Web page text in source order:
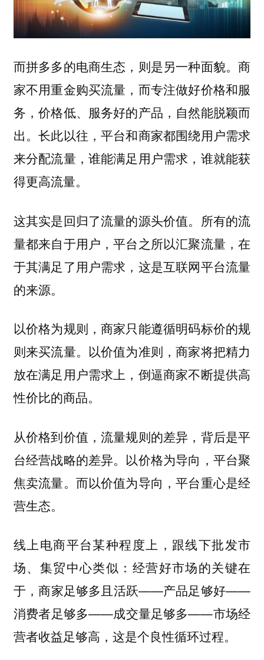
而拼多多的电商生态，则是另一种面貌。商
家不用重金购买流量，而专注做好价格和服
务，价格低、服务好的产品，自然能脱颖而
出。长此以往，平台和商家都围绕用户需求
来分配流量，谁能满足用户需求，谁就能获
得更高流量。
这其实是回归了流量的源头价值。所有的流
量都来自于用户，平台之所以汇聚流量，在
于其满足了用户需求，这是互联网平台流量
的来源。
以价格为规则，商家只能遵循明码标价的规
则来买流量。以价值为准则，商家将把精力
放在满足用户需求上，倒逼商家不断提供高
性价比的商品。
从价格到价值，流量规则的差异，背后是平
台经营战略的差异。以价格为导向，平台聚
焦卖流量。而以价值为导向，平台重心是经
营生态。
线上电商平台某种程度上，跟线下批发市
场、集贸中心类似：经营好市场的关键在
于，商家足够多且活跃——产品足够好——
消费者足够多——成交量足够多——市场经
营者收益足够高，这是个良性循环过程。